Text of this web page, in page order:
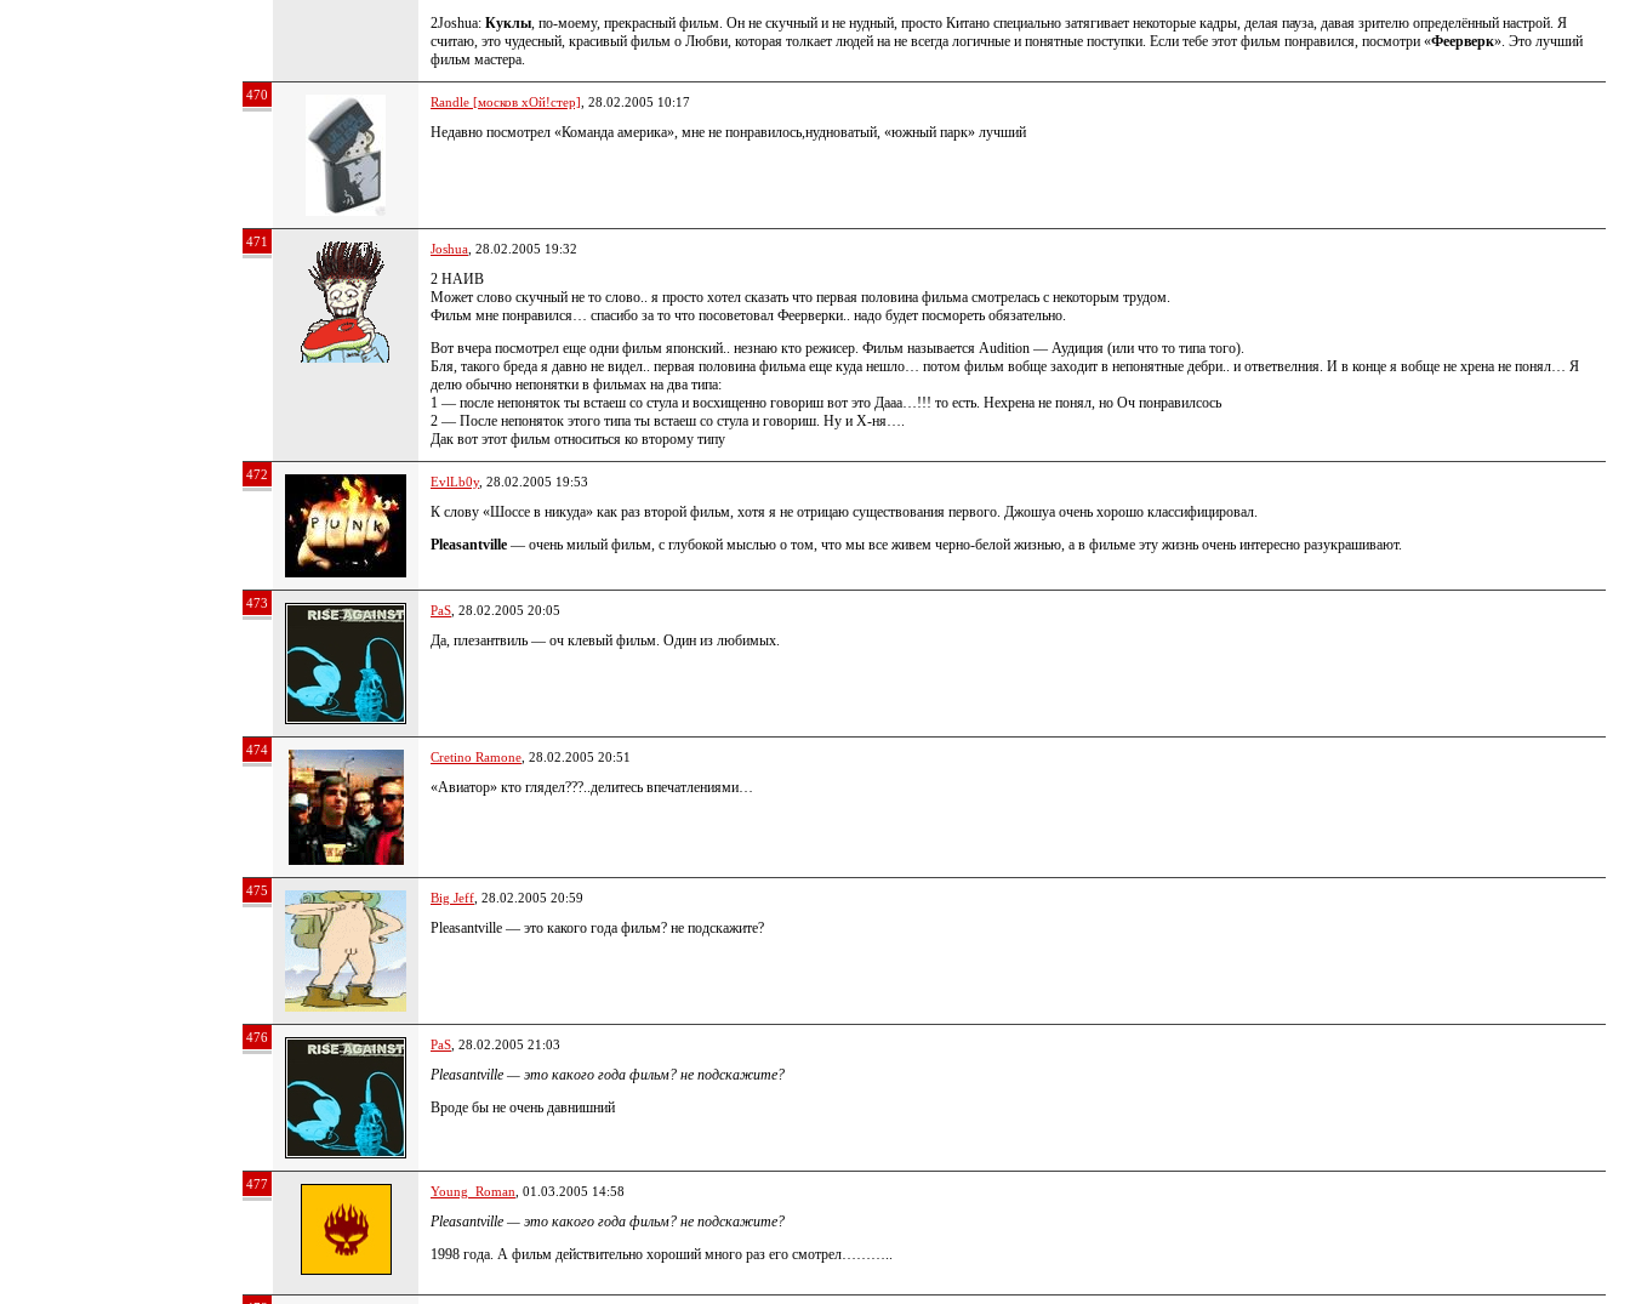
2Joshua: Куклы, по-моему, прекрасный фильм. Он не скучный и не нудный, просто Китано специально затягивает некоторые кадры, делая пауза, давая зрителю определённый настрой. Я
считаю, это чудесный, красивый фильм о Любви, которая толкает людей на не всегда логичные и понятные поступки. Если тебе этот фильм понравился, посмотри «Феерверк». Это лучший
фильм мастера.
470 Randle [москов хОй!стер] , 28.02.2005 10:17
Недавно посмотрел «Команда америка», мне не понравилось,нудноватый, «южный парк» лучший
471 Joshua , 28.02.2005 19:32
2 НАИВ
Может слово скучный не то слово.. я просто хотел сказать что первая половина фильма смотрелась с некоторым трудом.
Фильм мне понравился… спасибо за то что посоветовал Феерверки.. надо будет посмореть обязательно.
Вот вчера посмотрел еще одни фильм японский.. незнаю кто режисер. Фильм называется Audition — Аудиция (или что то типа того).
Бля, такого бреда я давно не видел.. первая половина фильма еще куда нешло… потом фильм вобще заходит в непонятные дебри.. и ответвелния. И в конце я вобще не хрена не понял… Я
делю обычно непонятки в фильмах на два типа:
1 — после непоняток ты встаеш со стула и восхищенно говориш вот это Дааа…!!! то есть. Нехрена не понял, но Оч понравилсось
2 — После непоняток этого типа ты встаеш со стула и говориш. Ну и Х-ня….
Дак вот этот фильм относиться ко второму типу
472 EvlLb0y, 28.02.2005 19:53
К слову «Шоссе в никуда» как раз второй фильм, хотя я не отрицаю существования первого. Джошуа очень хорошо классифицировал.
Pleasantville — очень милый фильм, с глубокой мыслью о том, что мы все живем черно-белой жизнью, а в фильме эту жизнь очень интересно разукрашивают.
473 PaS , 28.02.2005 20:05
Да, плезантвиль — оч клевый фильм. Один из любимых.
474 Cretino Ramone , 28.02.2005 20:51
«Авиатор» кто глядел???..делитесь впечатлениями…
475 Big Jeff , 28.02.2005 20:59
Pleasantville — это какого года фильм? не подскажите?
476 PaS , 28.02.2005 21:03
Pleasantville — это какого года фильм? не подскажите?
Вроде бы не очень давнишний
477 Young_Roman , 01.03.2005 14:58
Pleasantville — это какого года фильм? не подскажите?
1998 года. А фильм действительно хороший много раз его смотрел………..